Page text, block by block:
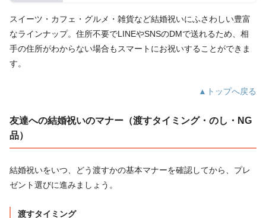
スイーツ・カフェ・グルメ・雑貨など結婚祝いにふさわしい豊富
なラインナップ。住所不要でLINEやSNSのDMで送れるため、相
手の住所がわからない場合もスマートにお祝いすることができま
す。
▲トップへ戻る
友達への結婚祝いのマナー（渡すタイミング・のし・NG
品）
結婚祝いをいつ、どう渡すかの基本マナーを確認してから、プレ
ゼント選びに進みましょう。
渡すタイミング